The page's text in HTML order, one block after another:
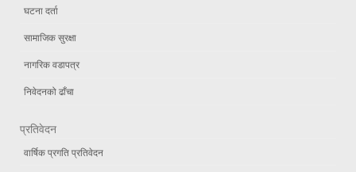
घटना दर्ता
सामाजिक सुरक्षा
नागरिक वडापत्र
निवेदनको ढाँचा
प्रतिवेदन
वार्षिक प्रगति प्रतिवेदन